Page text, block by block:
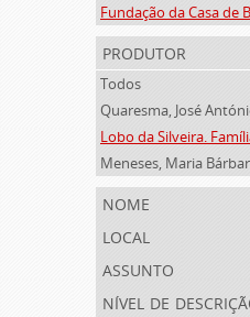
Fundação da Casa de
produtor
Todos
nome
local
assunto
nível de